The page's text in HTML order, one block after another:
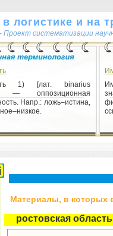
логистике и на
- Проект систематизации
1) [лат. binarius
— оппозиционная
Напр.: ложь–истина,
знания в технонауках
знания.
Материалы, в которых
ростовская область